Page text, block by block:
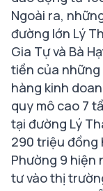
Ngoài ra,
đường lớn Lý
Gia Tự và Bà
tiền của những
hàng kinh
quy mô cao 7
tại đường Lý
290 triệu đồng
Phường 9 hiện
tư vào thị